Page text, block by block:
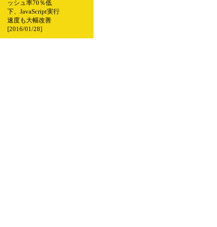
ッシュ率70％低
下、JavaScript実行
速度も大幅改善
[2016/01/28]